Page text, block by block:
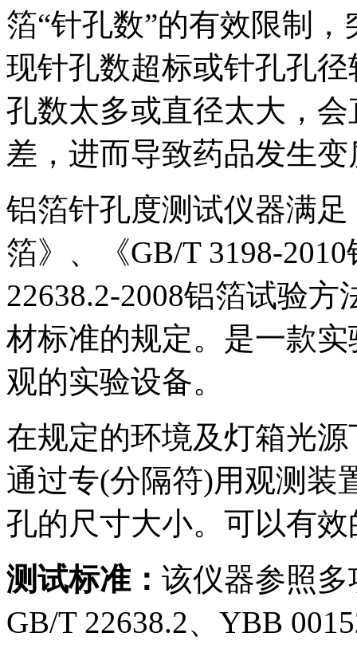
箔“针孔数”的有效限制
现针孔数超标或针孔孔
孔数太多或直径太大，
差，进而导致药品发生
铝箔针孔度测试仪器满足
箔》、《GB/T 3198-
22638.2-2008铝箔试验
材标准的规定。是一款
观的实验设备。
在规定的环境及灯箱光
通过专(分隔符)用观测装
孔的尺寸大小。可以有
测试标准： 该仪器参照多
GB/T 22638.2、YBB